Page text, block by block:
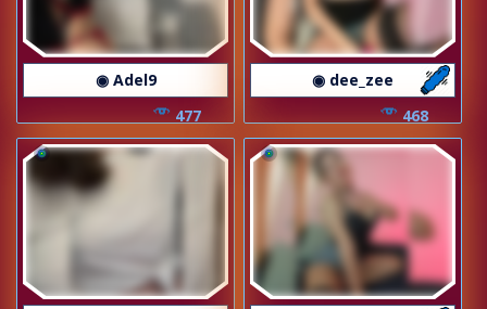
◉ Adel9
477
◉ dee_zee
468